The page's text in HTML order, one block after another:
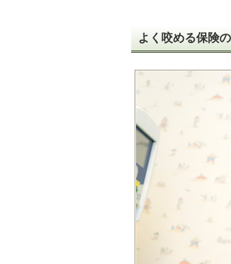
よく咬める保険